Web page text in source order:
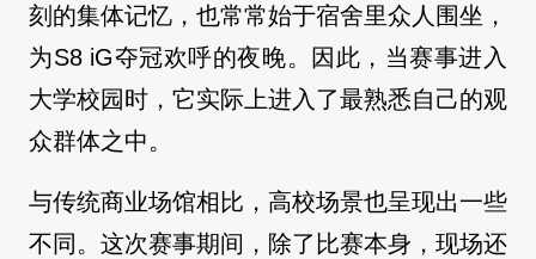
刻的集体记忆，也常常始于宿舍里众人围坐，
为S8 iG夺冠欢呼的夜晚。因此，当赛事进入
大学校园时，它实际上进入了最熟悉自己的观
众群体之中。
与传统商业场馆相比，高校场景也呈现出一些
不同。这次赛事期间，除了比赛本身，现场还